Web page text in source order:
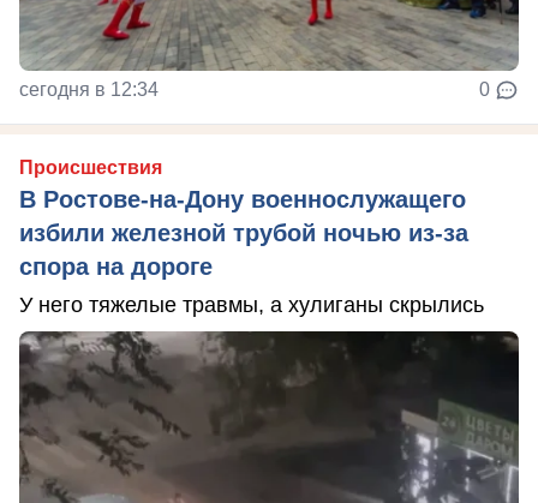
сегодня в 12:34 0
Происшествия
В Ростове-на-Дону военнослужащего
избили железной трубой ночью из-за
спора на дороге
У него тяжелые травмы, а хулиганы скрылись